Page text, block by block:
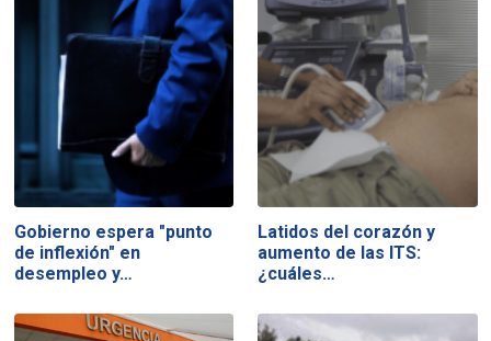
Gobierno espera "punto
de inflexión" en
desempleo y…
Latidos del corazón y
aumento de las ITS:
¿cuáles…